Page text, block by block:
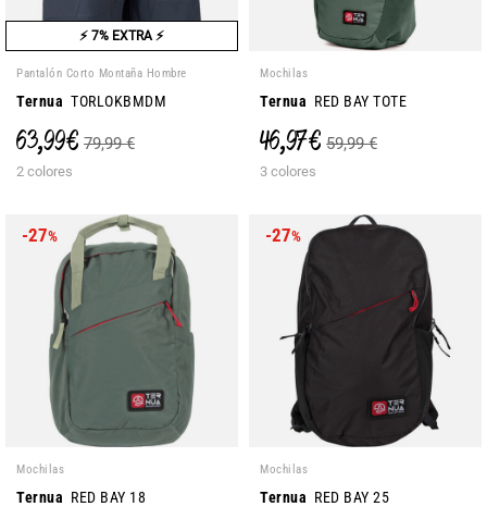
⚡ 7% EXTRA ⚡
Pantalón Corto Montaña Hombre
Ternua TORLOKBMDM
63,99 € 79,99 €
2 colores
Mochilas
Ternua RED BAY TOTE
46,97 € 59,99 €
3 colores
-27%
Mochilas
Ternua RED BAY 18
-27%
Mochilas
Ternua RED BAY 25